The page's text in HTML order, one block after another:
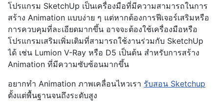
โปรแกรม SketchUp เป็นเครื่องมือที่มีความสามารถในการ
สร้าง Animation แบบง่าย ๆ แต่หากต้องการฟีเจอร์เสริมหรือ
การควบคุมที่ละเอียดมากขึ้น อาจจะต้องใช้เครื่องมือหรือ
โปรแกรมเสริมเพิ่มเติมที่สามารถใช้งานร่วมกับ SketchUp
ได้ เช่น Lumion V-Ray หรือ D5 เป็นต้น สำหรับการสร้าง
Animation ที่มีความซับซ้อนมากขึ้น
อยากทำ Animation ภาพเคลื่อนไหวเรา รับสอน Sketchup
ตั้งแต่พื้นฐานจนถึงระดับสูง